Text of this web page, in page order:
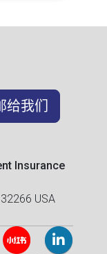
给我们
Insurance
USA